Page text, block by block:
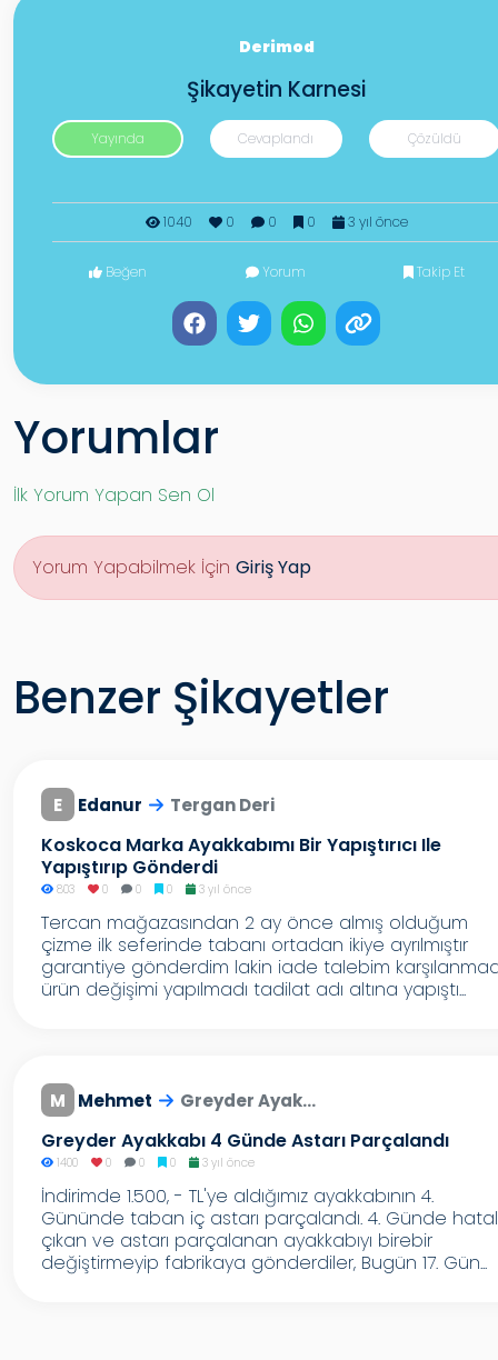
Derimod
Şikayetin Karnesi
Yayında Cevaplandı Çözüldü
1040 0 0 0 3 yıl önce
Beğen Yorum Takip Et
Yorumlar
İlk Yorum Yapan Sen Ol
Yorum Yapabilmek İçin Giriş Yap
Benzer Şikayetler
E Edanur Tergan Deri
Koskoca Marka Ayakkabımı Bir Yapıştırıcı Ile
Yapıştırıp Gönderdi
803 0 0 0 3 yıl önce
Tercan mağazasından 2 ay önce almış olduğum
çizme ilk seferinde tabanı ortadan ikiye ayrılmıştır
garantiye gönderdim lakin iade talebim
ürün değişimi yapılmadı tadilat adı altına yapıştı...
M Mehmet Greyder Ayak...
Greyder Ayakkabı 4 Günde Astarı Parçalandı
1400 0 0 0 3 yıl önce
İndirimde 1.500, - TL'ye aldığımız ayakkabının 4.
Gününde taban iç astarı parçalandı. 4. Günde
çıkan ve astarı parçalanan ayakkabıyı birebir
değiştirmeyip fabrikaya gönderdiler, Bugün 17. Gün...